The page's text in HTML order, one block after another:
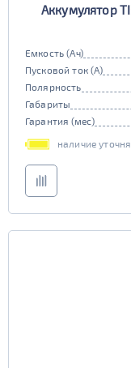
Аккумулятор
Емкость (Ач)
Пусковой ток (А)
Полярность
Габариты
Гарантия (мес)
наличие